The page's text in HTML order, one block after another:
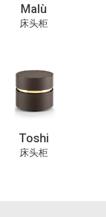
Malù
床头柜
Toshi
床头柜